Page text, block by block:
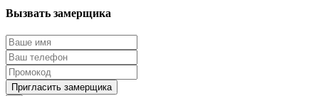
Вызвать замерщика
Пригласить замерщика